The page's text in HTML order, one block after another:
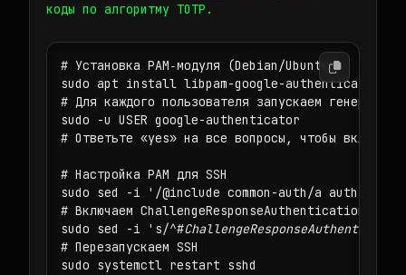
коды по алгоритму TOTP.
# Установка PAM‑модуля (Debian/Ubuntu)
sudo apt install libpam-google-authenticator -y
# Для каждого пользователя запускаем генерацию
sudo -u USER google-authenticator
# Ответьте «yes» на все вопросы, чтобы
# Настройка PAM для SSH
sudo sed -i '/@include common-auth/a auth
# Включаем ChallengeResponseAuthentication в
sudo sed -i 's/^#
# Перезапускаем SSH
sudo systemctl restart sshd